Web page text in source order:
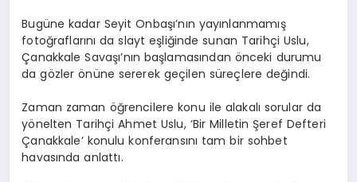
Bugüne kadar Seyit Onbaşı’nın yayınlanmamış
fotoğraflarını da slayt eşliğinde sunan Tarihçi Uslu,
Çanakkale Savaşı’nın başlamasından önceki durumu
da gözler önüne sererek geçilen süreçlere değindi.
Zaman zaman öğrencilere konu ile alakalı sorular da
yönelten Tarihçi Ahmet Uslu, ‘Bir Milletin Şeref Defteri
Çanakkale’ konulu konferansını tam bir sohbet
havasında anlattı.